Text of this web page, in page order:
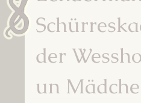
der
un